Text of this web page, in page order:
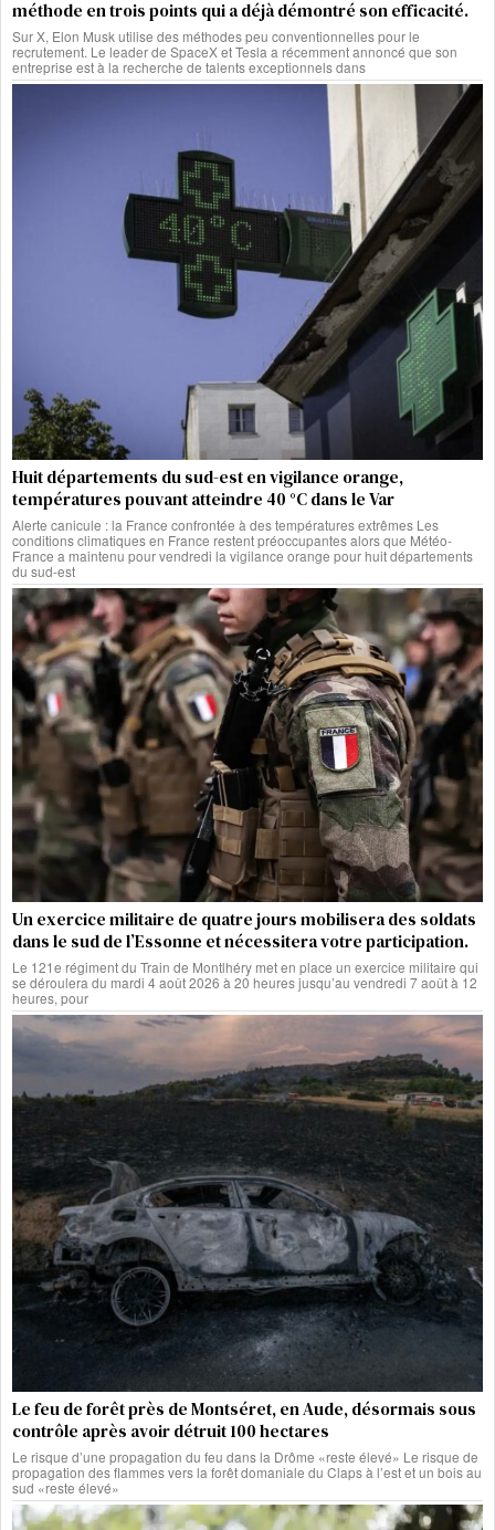
méthode en trois points qui a déjà démontré son efficacité.
Sur X, Elon Musk utilise des méthodes peu conventionnelles pour le
recrutement. Le leader de SpaceX et Tesla a récemment annoncé que son
entreprise est à la recherche de talents exceptionnels dans
Huit départements du sud-est en vigilance orange,
températures pouvant atteindre 40 °C dans le Var
Alerte canicule : la France confrontée à des températures extrêmes Les
conditions climatiques en France restent préoccupantes alors que Météo-
France a maintenu pour vendredi la vigilance orange pour huit départements
du sud-est
Un exercice militaire de quatre jours mobilisera des soldats
dans le sud de l’Essonne et nécessitera votre participation.
Le 121e régiment du Train de Montlhéry met en place un exercice militaire qui
se déroulera du mardi 4 août 2026 à 20 heures jusqu’au vendredi 7 août à 12
heures, pour
Le feu de forêt près de Montséret, en Aude, désormais sous
contrôle après avoir détruit 100 hectares
Le risque d’une propagation du feu dans la Drôme «reste élevé» Le risque de
propagation des flammes vers la forêt domaniale du Claps à l’est et un bois au
sud «reste élevé»